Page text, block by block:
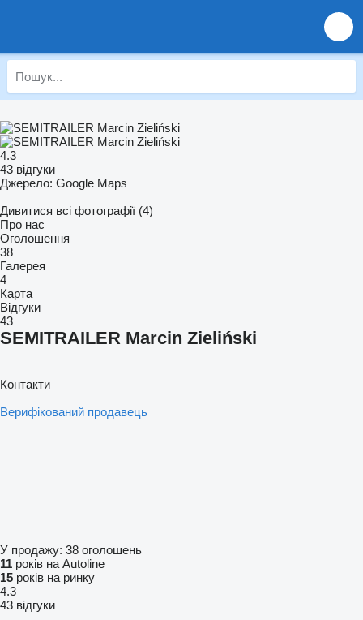
4.3
43 відгуки
Джерело: Google Maps
Дивитися всі фотографії (4)
Про нас
Оголошення
38
Галерея
4
Карта
Відгуки
43
SEMITRAILER Marcin Zieliński
Контакти
Верифікований продавець
У продажу: 38 оголошень
11 років на Autoline
15 років на ринку
4.3
43 відгуки